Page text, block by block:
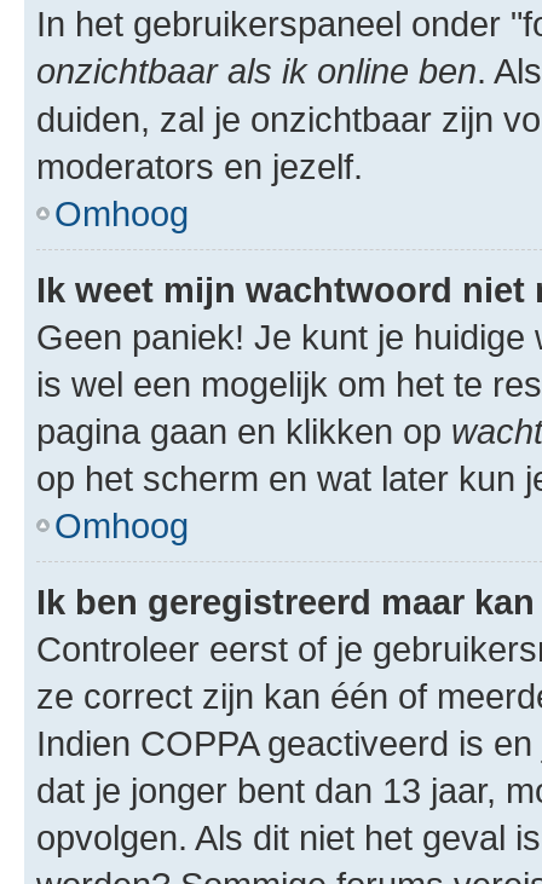
In het gebruikerspaneel onder
onzichtbaar als ik online ben.
duiden, zal je onzichtbaar zijn
moderators en jezelf.
Omhoog
Ik weet mijn wachtwoord niet
Geen paniek! Je kunt je
is wel een mogelijk om het te
pagina gaan en klikken op
op het scherm en wat later kun
Omhoog
Ik ben geregistreerd maar
Controleer eerst of je
ze correct zijn kan één of
Indien COPPA geactiveerd is
dat je jonger bent dan 13 jaar,
opvolgen. Als dit niet het geval